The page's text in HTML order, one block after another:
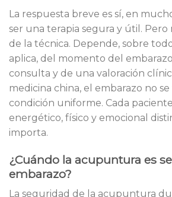
La respuesta breve es sí, en
ser una terapia segura y útil. Pero
de la técnica. Depende, sobre
aplica, del momento del
consulta y de una valoración
medicina china, el embarazo no
condición uniforme. Cada
energético, físico y emocional
importa.
¿Cuándo la acupuntura es
embarazo?
La seguridad de la acupuntura